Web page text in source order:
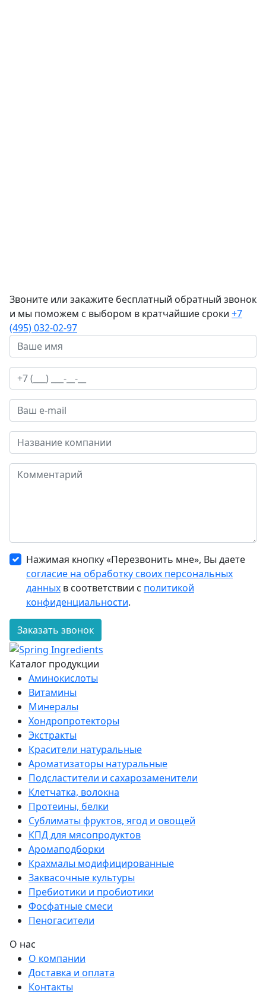
Звоните или закажите бесплатный обратный звонок
и мы поможем с выбором в кратчайшие сроки +7
(495) 032-02-97
Нажимая кнопку «Перезвонить мне», Вы даете
согласие на обработку своих персональных
данных в соответствии с политикой
конфиденциальности.
Заказать звонок
Каталог продукции
Аминокислоты
Витамины
Минералы
Хондропротекторы
Экстракты
Красители натуральные
Ароматизаторы натуральные
Подсластители и сахарозаменители
Клетчатка, волокна
Протеины, белки
Сублиматы фруктов, ягод и овощей
КПД для мясопродуктов
Аромаподборки
Крахмалы модифицированные
Заквасочные культуры
Пребиотики и пробиотики
Фосфатные смеси
Пеногасители
О нас
О компании
Доставка и оплата
Контакты